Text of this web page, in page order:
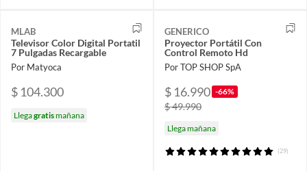
MLAB
Televisor Color Digital Portatil
7 Pulgadas Recargable
Por Matyoca
$ 104.300
Llegagratismañana
GENERICO
Proyector Portátil Con
Control Remoto Hd
Por TOP SHOP SpA
$ 16.990 -66%
$ 49.990
Llega mañana
(29)